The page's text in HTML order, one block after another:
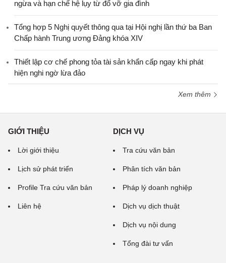
ngừa và hạn chế hệ lụy từ đổ vỡ gia đình
Tổng hợp 5 Nghị quyết thông qua tại Hội nghị lần thứ ba Ban
Chấp hành Trung ương Đảng khóa XIV
Thiết lập cơ chế phong tỏa tài sản khẩn cấp ngay khi phát
hiện nghi ngờ lừa đảo
Xem thêm
GIỚI THIỆU
Lời giới thiệu
Lịch sử phát triển
Profile Tra cứu văn bản
Liên hệ
DỊCH VỤ
Tra cứu văn bản
Phân tích văn bản
Pháp lý doanh nghiệp
Dịch vụ dịch thuật
Dịch vụ nội dung
Tổng đài tư vấn